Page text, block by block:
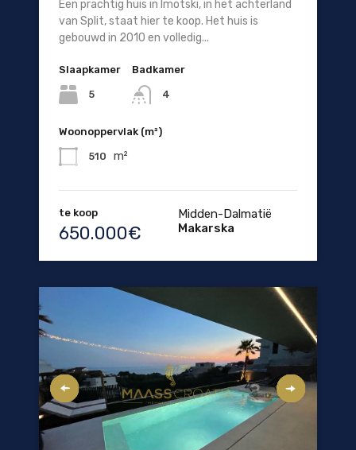
Een prachtig huis in Imotski, in het achterland
van Split, staat hier te koop. Het huis is
gebouwd in 2010 en volledig...
Slaapkamer
5
Badkamer
4
Woonoppervlak (m²)
510 m²
te koop
650.000€
Midden-Dalmatië
Makarska